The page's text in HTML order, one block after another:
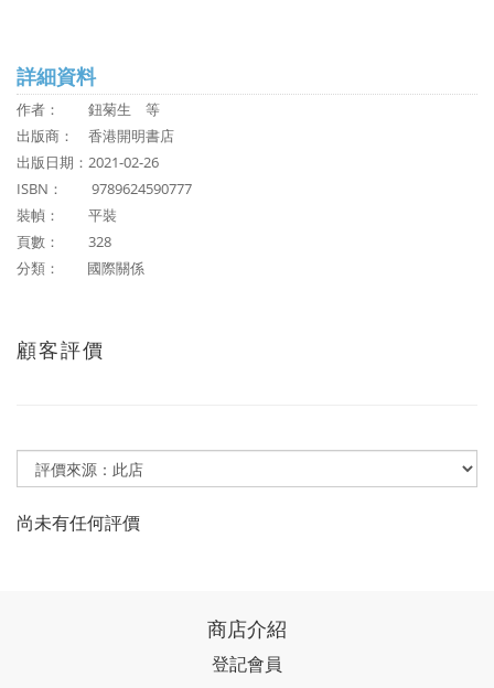
詳細資料
作者： 鈕菊生 等
出版商： 香港開明書店
出版日期：2021-02-26
ISBN： 9789624590777
裝幀： 平裝
頁數： 328
分類： 國際關係
顧客評價
尚未有任何評價
商店介紹
登記會員